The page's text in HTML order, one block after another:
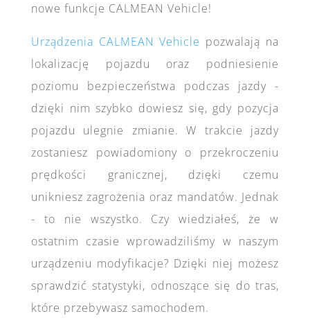
nowe funkcje CALMEAN Vehicle!
Urządzenia CALMEAN Vehicle pozwalają na
lokalizację pojazdu oraz podniesienie
poziomu bezpieczeństwa podczas jazdy -
dzięki nim szybko dowiesz się, gdy pozycja
pojazdu ulegnie zmianie. W trakcie jazdy
zostaniesz powiadomiony o przekroczeniu
prędkości granicznej, dzięki czemu
unikniesz zagrożenia oraz mandatów. Jednak
- to nie wszystko. Czy wiedziałeś, że w
ostatnim czasie wprowadziliśmy w naszym
urządzeniu modyfikacje? Dzięki niej możesz
sprawdzić statystyki, odnoszące się do tras,
które przebywasz samochodem.